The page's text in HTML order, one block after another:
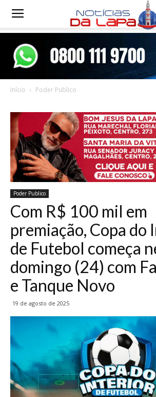
Notícias
Início Poder Publico
Poder Publico
Com R$ 100 mil em
premiação, Copa do
de Futebol começa
domingo (24) com
e Tanque Novo
19 de agosto de 2025